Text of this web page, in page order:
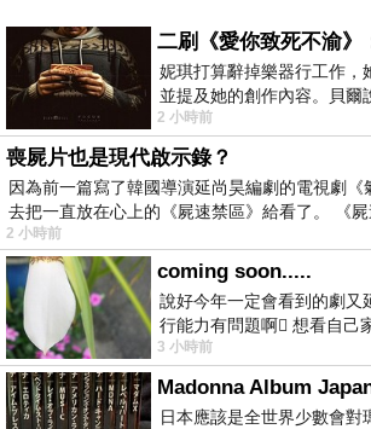
妮琪打算辭掉樂器行工作，
並提及她的創作內容。貝爾
事，妮琪回應：「不是浪漫
2 小時前
喪屍片也是現代啟示錄？
因為前一篇寫了韓國導演延尚昊編劇的電視劇
去把一直放在心上的《屍速禁區》給看了。 《
2 小時前
coming soon.....
說好今年一定會看到的劇又
行能力有問題啊🫩 想看自己
侈的事 GMM你說看看啊😑
3 小時前
日本應該是全世界少數會對